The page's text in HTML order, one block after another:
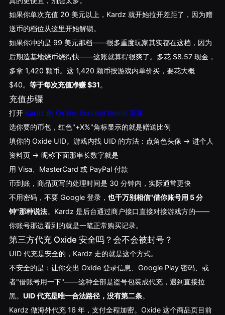
如果你单次充值 20 美元以上，Kardz 就开始拉开差距了，因为赠
送币的档位从这里开始解锁。
如果你冲的是 99 美元那档——很多重度玩家其实都在这档，因为
后期造基地烧币烧得快——这账就算得很爽了。多花 $8.57 现金，
多拿 1,420 颗币。这 1,420 颗币按游戏内单价买，要花大概
$40。 等于每次充值净赚 $31。
充值步骤
打开 Kardz 的 Oxide: Survival Island 页面
选你要的币包，红色"+X%"角标显示的就是赠送比例
填你的 Oxide UID。游戏内找 UID 的方法：点角色头像 → 进个人
资料页 → 昵称下面那串长数字就是
用 Visa、MasterCard 或 PayPal 付款
币到账，商品页写的处理时间是 30 分钟内，实际通常更快
不用密码，不要 Google 登录， 也千万别相信"借你账号用 5 分
钟"那种说法。Kardz 是后台通过商户接口直接对接游戏方的——
你账号那边看到的就是一笔正常购买记录。
第三方代充 Oxide 安全吗？会不会被封号？
UID 代充是安全的，Kardz 走的就是这个方式。
不安全的是：让你交出 Oxide 登录信息、Google Play 密码、或
者"借账号用一下"——这种全部是盗号包装成代充，遇到直接拉
黑。 UID 代充是唯一合法路径，没有第二条。
Kardz 做海外代充 16 年，支付全程加密。Oxide 这个商品页目前